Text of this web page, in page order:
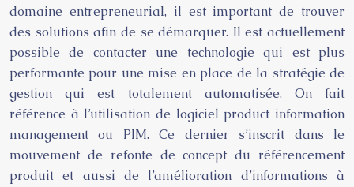
domaine entrepreneurial, il est important de trouver
des solutions afin de se démarquer. Il est actuellement
possible de contacter une technologie qui est plus
performante pour une mise en place de la stratégie de
gestion qui est totalement automatisée. On fait
référence à l’utilisation de logiciel product information
management ou PIM. Ce dernier s’inscrit dans le
mouvement de refonte de concept du référencement
produit et aussi de l’amélioration d’informations à